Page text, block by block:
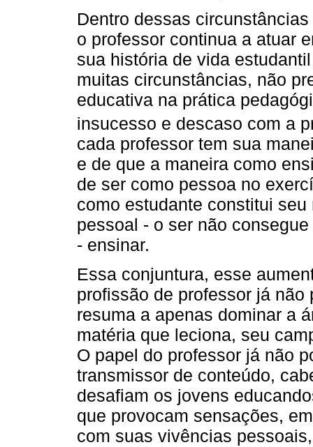
Dentro dessas
o professor continua a atuar
sua história de vida
muitas circunstâncias, não
educativa na prática
insucesso e descaso com a
cada professor tem sua
e de que a maneira como
de ser como pessoa no
como estudante constitui
pessoal - o ser não
- ensinar.
Essa conjuntura, esse
profissão de professor já
resuma a apenas dominar a
matéria que leciona, seu
O papel do professor já não
transmissor de conteúdo,
desafiam os jovens
que provocam sensações,
com suas vivências